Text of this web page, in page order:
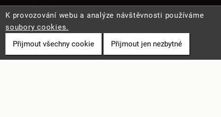
Sloupsko-šošůvské j.
Jeskyně Výpustek
SLUŽBY A INFO
K provozování webu a analýze návštěvnosti používáme
soubory cookies.
Přijmout všechny cookie
Přijmout jen nezbytné